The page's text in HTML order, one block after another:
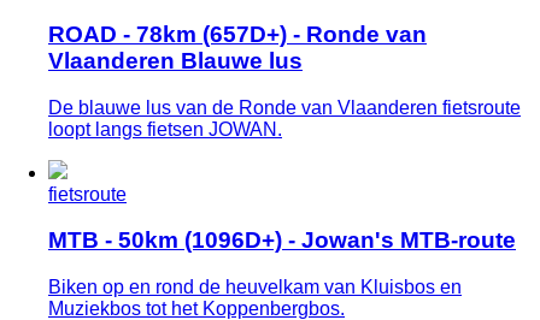
ROAD - 78km (657D+) - Ronde van
Vlaanderen Blauwe lus
De blauwe lus van de Ronde van Vlaanderen fietsroute
loopt langs fietsen JOWAN.
fietsroute
MTB - 50km (1096D+) - Jowan's MTB-route
Biken op en rond de heuvelkam van Kluisbos en
Muziekbos tot het Koppenbergbos.